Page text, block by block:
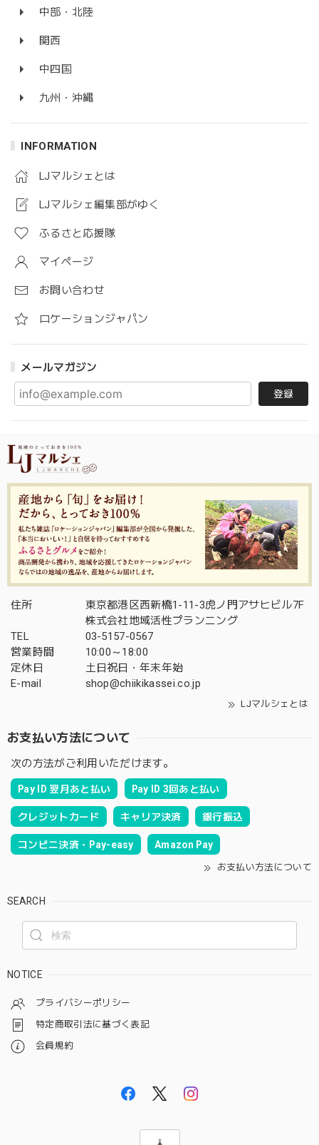
中部・北陸
関西
中四国
九州・沖縄
INFORMATION
LJマルシェとは
LJマルシェ編集部がゆく
ふるさと応援隊
マイページ
お問い合わせ
ロケーションジャパン
メールマガジン
登録
住所
東京都港区西新橋1-11-3虎ノ門アサヒビル7F
株式会社地域活性プランニング
TEL
03-5157-0567
営業時間
10:00～18:00
定休日
土日祝日・年末年始
E-mail
shop@chiikikassei.co.jp
LJマルシェとは
お支払い方法について
次の方法がご利用いただけます。
Pay ID 翌月あと払い Pay ID 3回あと払い
クレジットカード キャリア決済 銀行振込
コンビニ決済・Pay-easy Amazon Pay
お支払い方法について
SEARCH
NOTICE
プライバシーポリシー
特定商取引法に基づく表記
会員規約